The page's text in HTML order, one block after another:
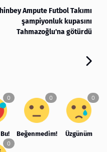
Ampute Futbol Takımı
şampiyonluk kupasını
Tahmazoğlu'na götürdü
Beğenmedim! Üzgünüm